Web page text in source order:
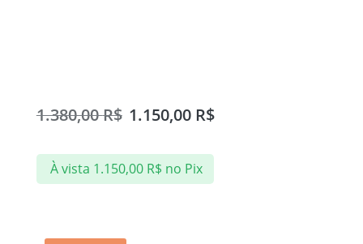
1.380,00R$ 1.150,00 R$
À vista 1.150,00 R$ no Pix